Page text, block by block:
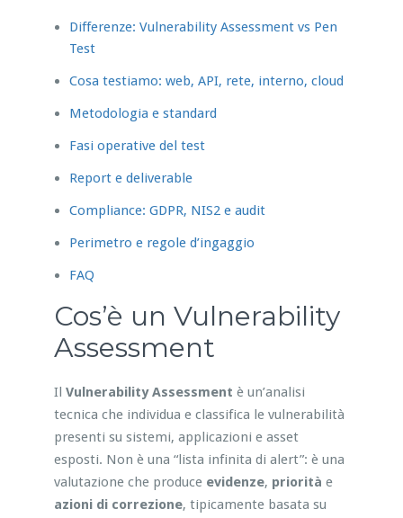
Differenze: Vulnerability Assessment vs Pen
Test
Cosa testiamo: web, API, rete, interno, cloud
Metodologia e standard
Fasi operative del test
Report e deliverable
Compliance: GDPR, NIS2 e audit
Perimetro e regole d’ingaggio
FAQ
Cos’è un Vulnerability
Assessment
Il Vulnerability Assessment è un’analisi
tecnica che individua e classifica le vulnerabilità
presenti su sistemi, applicazioni e asset
esposti. Non è una “lista infinita di alert”: è una
valutazione che produce evidenze, priorità e
azioni di correzione, tipicamente basata su